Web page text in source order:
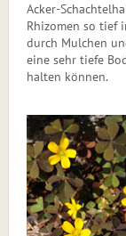
Acker-
Rhizomen so tief
durch Mulchen
eine sehr tiefe
halten können.